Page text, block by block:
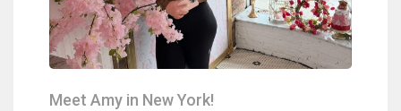
Meet Amy in New York!